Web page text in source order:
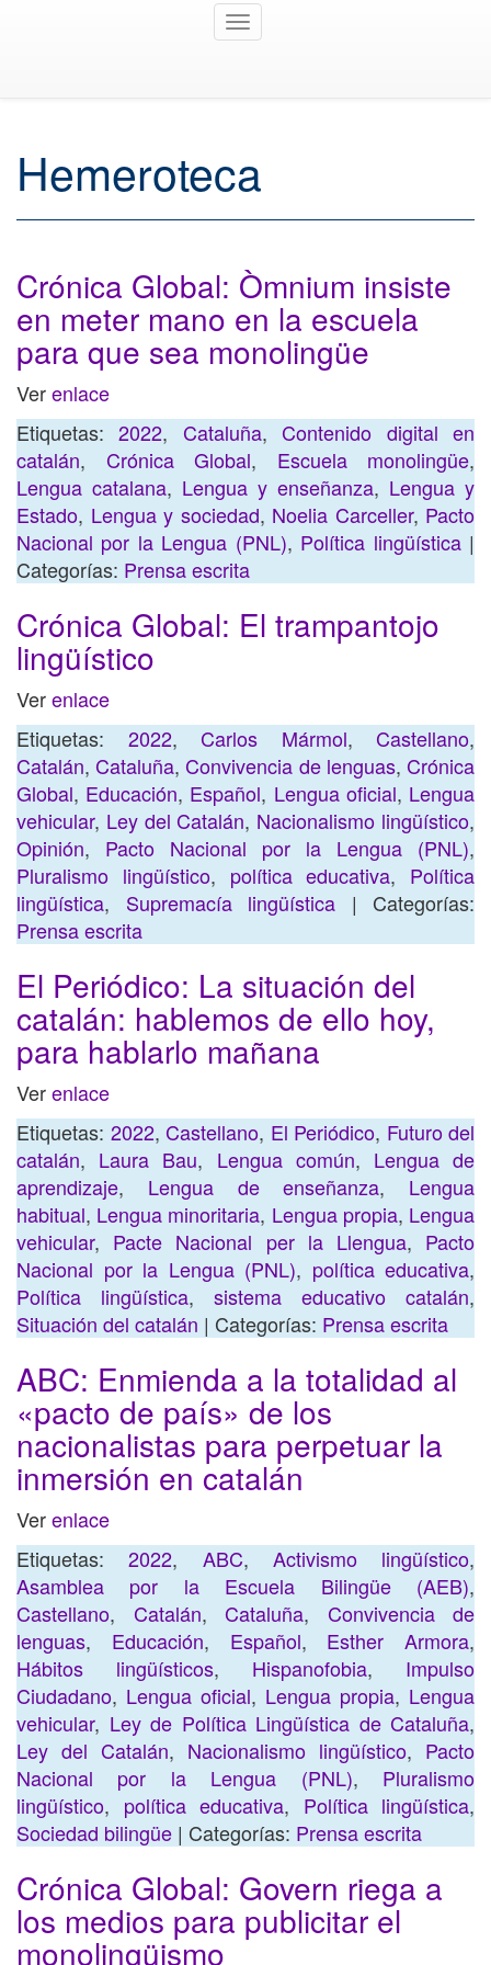
Toggle
Hemeroteca
Crónica Global: Òmnium insiste
en meter mano en la escuela
para que sea monolingüe
Verenlace
Etiquetas:2022, Cataluña,Contenido digital en
catalán, Crónica Global, Escuela monolingüe,
Lengua catalana, Lengua y enseñanza, Lengua y
Estado, Lengua y sociedad, Noelia Carceller, Pacto
Nacional por la Lengua (PNL), Política lingüística|
Categorías: Prensa escrita
Crónica Global: El trampantojo
lingüístico
Verenlace
Etiquetas: 2022, Carlos Mármol, Castellano,
Catalán,Cataluña,Convivencia de lenguas,Crónica
Global, Educación, Español, Lengua oficial, Lengua
vehicular, Ley del Catalán, Nacionalismo lingüístico,
Opinión, Pacto Nacional por la Lengua (PNL),
Pluralismo lingüístico, política educativa, Política
lingüística, Supremacía lingüística | Categorías:
Prensa escrita
El Periódico: La situación del
catalán: hablemos de ello hoy,
para hablarlo mañana
Verenlace
Etiquetas: 2022, Castellano, El Periódico, Futuro del
catalán, Laura Bau, Lengua común, Lengua de
aprendizaje, Lengua de enseñanza, Lengua
habitual, Lengua minoritaria, Lengua propia, Lengua
vehicular, Pacte Nacional per la Llengua, Pacto
Nacional por la Lengua (PNL), política educativa,
Política lingüística, sistema educativo catalán,
Situación del catalán | Categorías: Prensa escrita
ABC: Enmienda a la totalidad al
«pacto de país» de los
nacionalistas para perpetuar la
inmersión en catalán
Verenlace
Etiquetas:2022, ABC, Activismo lingüístico,
Asamblea por la Escuela Bilingüe (AEB),
Castellano, Catalán, Cataluña, Convivencia de
lenguas, Educación, Español, Esther Armora,
Hábitos lingüísticos, Hispanofobia, Impulso
Ciudadano, Lengua oficial, Lengua propia, Lengua
vehicular, Ley de Política Lingüística de Cataluña,
Ley del Catalán, Nacionalismo lingüístico, Pacto
Nacional por la Lengua (PNL), Pluralismo
lingüístico, política educativa, Política lingüística,
Sociedad bilingüe | Categorías: Prensa escrita
Crónica Global: Govern riega a
los medios para publicitar el
monolingüismo